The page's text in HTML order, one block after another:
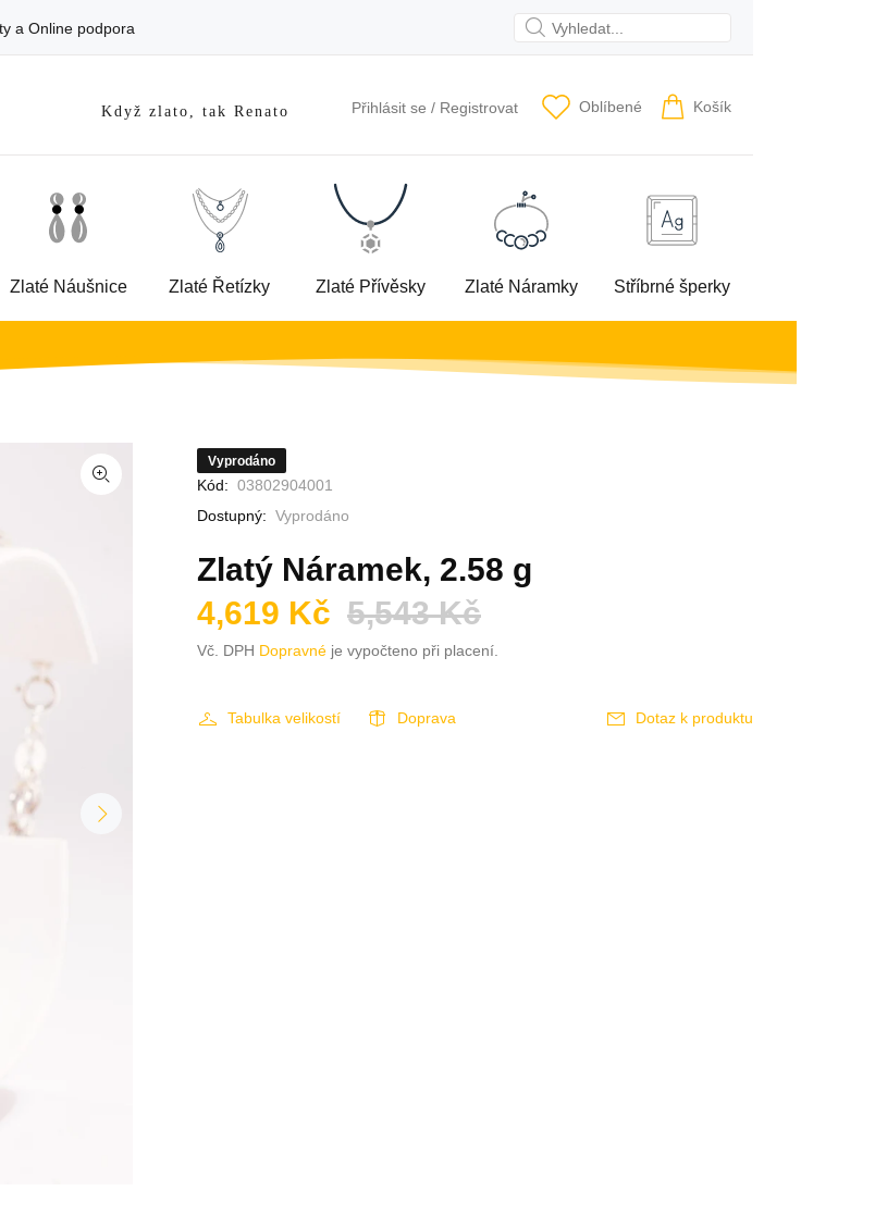
a Online podpora
Když zlato, tak Renato Přihlásit se / Registrovat Oblíbené Košík
Zlaté Náušnice Zlaté Řetízky Zlaté Přívěsky Zlaté Náramky Stříbrné šperky
Vyprodáno
Kód: 03802904001
Dostupný: Vyprodáno
Zlatý Náramek, 2.58 g
4,619 Kč 5,543 Kč
Vč. DPH Dopravné je vypočteno při placení.
Tabulka velikostí Doprava Dotaz k produktu